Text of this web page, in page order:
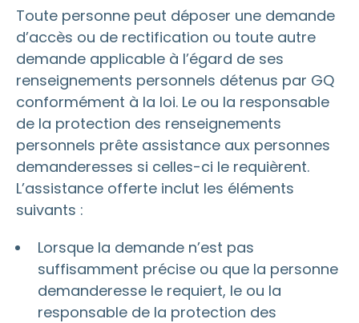
Toute personne peut déposer une demande
d’accès ou de rectification ou toute autre
demande applicable à l’égard de ses
renseignements personnels détenus par GQ
conformément à la loi. Le ou la responsable
de la protection des renseignements
personnels prête assistance aux personnes
demanderesses si celles-ci le requièrent.
L’assistance offerte inclut les éléments
suivants :
Lorsque la demande n’est pas
suffisamment précise ou que la personne
demanderesse le requiert, le ou la
responsable de la protection des